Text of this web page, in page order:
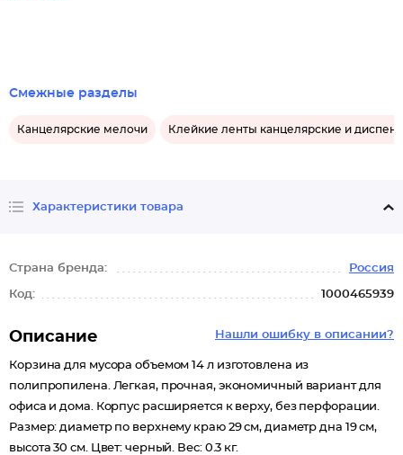
Смежные разделы
Канцелярские мелочи Клейкие ленты канцелярские и
Характеристики товара
Страна бренда: Россия
Код: 1000465939
Нашли ошибку в описании?
Описание
Корзина для мусора объемом 14 л изготовлена из
полипропилена. Легкая, прочная, экономичный вариант для
офиса и дома. Корпус расширяется к верху, без перфорации.
Размер: диаметр по верхнему краю 29 см, диаметр дна 19 см,
высота 30 см. Цвет: черный. Вес: 0.3 кг.